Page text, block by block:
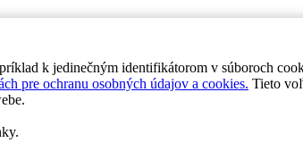
k jedinečným identifikátorom v súboroch
pre ochranu osobných údajov a cookies. Tieto